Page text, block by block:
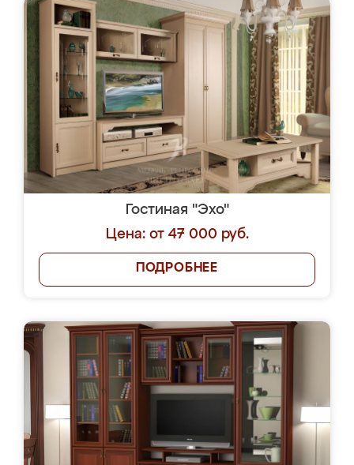
Гостиная "Эхо"
Цена: от 47 000 руб.
ПОДРОБНЕЕ